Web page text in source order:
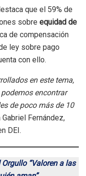
que el 59% de
sobre equidad de
de compensación
ley sobre pago
con ello.
en este tema,
encontrar
de poco más de 10
Fernández,
en DEI.
“Valoren a las